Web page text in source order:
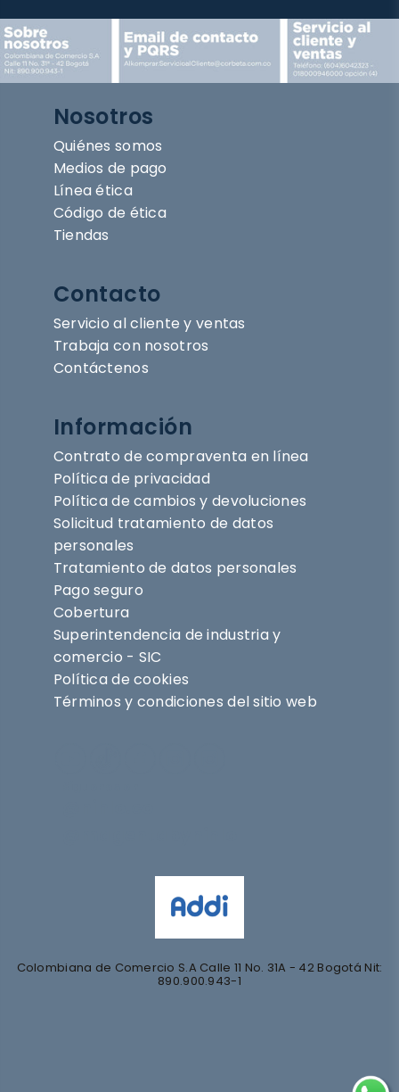
Nosotros
Quiénes somos
Medios de pago
Línea ética
Código de ética
Tiendas
Contacto
Servicio al cliente y ventas
Trabaja con nosotros
Contáctenos
Información
Contrato de compraventa en línea
Política de privacidad
Política de cambios y devoluciones
Solicitud tratamiento de datos
personales
Tratamiento de datos personales
Pago seguro
Cobertura
Superintendencia de industria y
comercio - SIC
Política de cookies
Términos y condiciones del sitio web
Colombiana de Comercio S.A Calle 11 No. 31A - 42 Bogotá Nit:
890.900.943-1